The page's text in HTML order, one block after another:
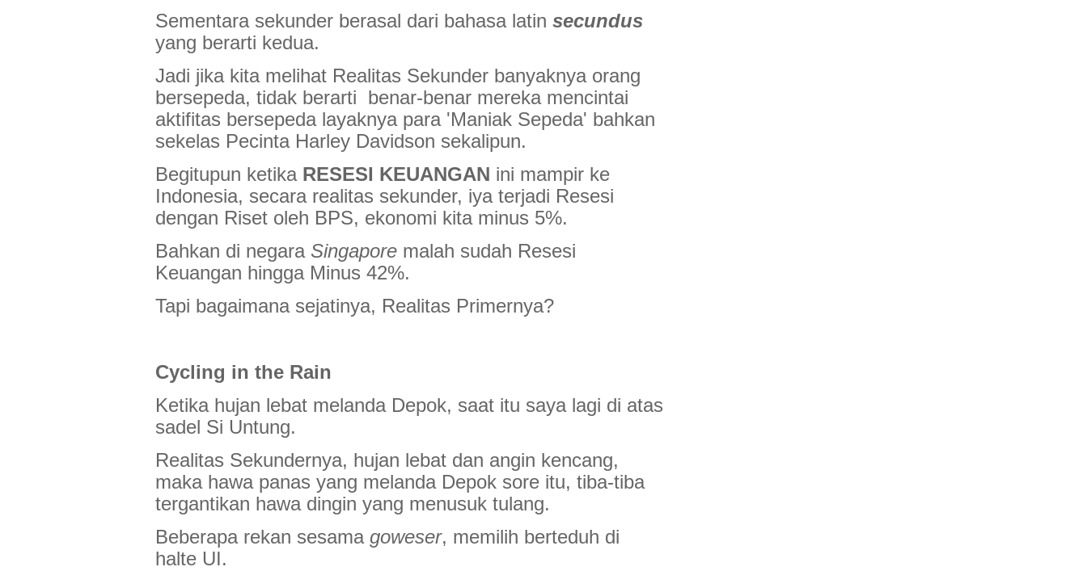
Sementara sekunder berasal dari bahasa latin secundus
yang berarti kedua.
Jadi jika kita melihat Realitas Sekunder banyaknya orang
bersepeda, tidak berarti benar-benar mereka mencintai
aktifitas bersepeda layaknya para 'Maniak Sepeda' bahkan
sekelas Pecinta Harley Davidson sekalipun.
Begitupun ketika RESESI KEUANGAN ini mampir ke
Indonesia, secara realitas sekunder, iya terjadi Resesi
dengan Riset oleh BPS, ekonomi kita minus 5%.
Bahkan di negara Singapore malah sudah Resesi
Keuangan hingga Minus 42%.
Tapi bagaimana sejatinya, Realitas Primernya?
Cycling in the Rain
Ketika hujan lebat melanda Depok, saat itu saya lagi di atas
sadel Si Untung.
Realitas Sekundernya, hujan lebat dan angin kencang,
maka hawa panas yang melanda Depok sore itu, tiba-tiba
tergantikan hawa dingin yang menusuk tulang.
Beberapa rekan sesama goweser, memilih berteduh di
halte UI.